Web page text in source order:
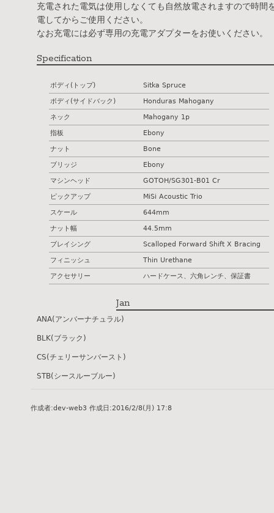
充電された電気は使用しなくても自然放電されますので時間
電してからご使用ください。
なお充電には必ず専用の充電アダプターをお使いください。
Specification
ボディ(トップ)
Sitka Spruce
ボディ(サイドバック)
Honduras Mahogany
ネック
Mahogany 1p
指板
Ebony
ナット
Bone
ブリッジ
Ebony
マシンヘッド
GOTOH/SG301-B01 Cr
ピックアップ
MiSi Acoustic Trio
スケール
644mm
ナット幅
44.5mm
ブレイシング
Scalloped Forward Shift X Bracing
フィニッシュ
Thin Urethane
アクセサリー
ハードケース、六角レンチ、保証書
Jan
ANA(アンバーナチュラル)
BLK(ブラック)
CS(チェリーサンバースト)
STB(シースルーブルー)
作成者:dev-web3 作成日:2016/2/8(月) 17:8